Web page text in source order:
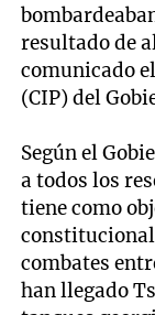
resultado de
comunicado
(CIP) del
Según el
a todos los
tiene como
combates
han llegado